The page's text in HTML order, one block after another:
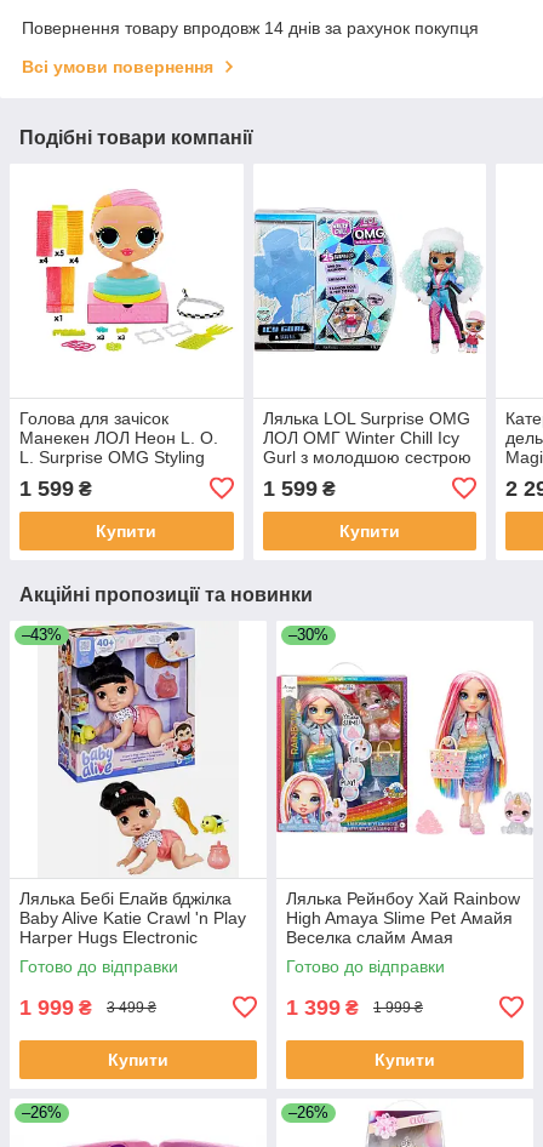
Повернення товару впродовж 14 днів за рахунок покупця
Всі умови повернення
Подібні товари компанії
Голова для зачісок
Манекен ЛОЛ Неон L. O.
L. Surprise OMG Styling
1 599 ₴
Купити
Лялька LOL Surprise OMG
ЛОЛ ОМГ Winter Chill Icy
Gurl з молодшою сестрою
1 599₴
Купити
2
Акційні пропозиції та новинки
–43%
Лялька Бебі Елайв бджілка
Baby Alive Katie Crawl 'n Play
Harper Hugs Electronic
Crawling
Готово до відправки
1 999 ₴ 3 499 ₴
Купити
–30%
Лялька Рейнбоу Хай Rainbow
High Amaya Slime Pet Амайя
Веселка слайм Амая
Готово до відправки
1 399 ₴ 1 999 ₴
Купити
–26% –26%